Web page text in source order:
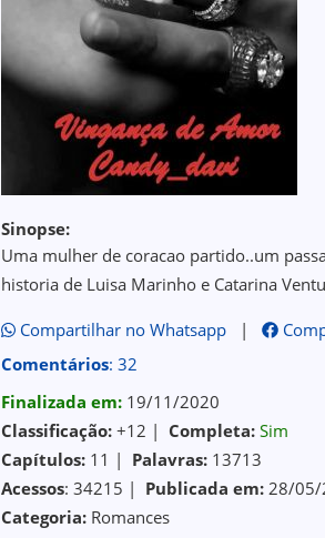
Sinopse:
Uma mulher de coracao partido..um
historia de Luisa Marinho e Catarina
Compartilhar no Whatsapp |
Comentários: 32
Finalizada em: 19/11/2020
Classificação: +12 | Completa: Sim
Capítulos: 11 | Palavras: 13713
Acessos: 34215 | Publicada em: 28/05/
Categoria: Romances